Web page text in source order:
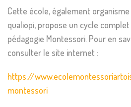
Cette école, également
qualiopi, propose un cycle
pédagogie Montessori. Pour en
consulter le site internet :
https://
montessori